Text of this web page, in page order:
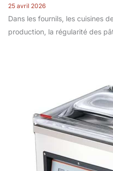
25 avril 2026
Dans les fournils, les cuisines
production, la régularité des